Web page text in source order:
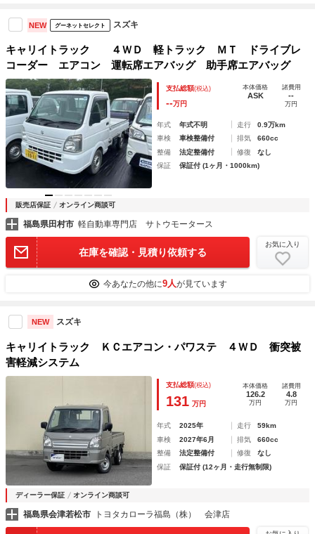
NEW グーネットセレクト スズキ
キャリイトラック ４ＷＤ 軽トラック ＭＴ ドライブレ
コーダー エアコン 運転席エアバッグ 助手席エアバッグ
支払総額(税込)
--万円
本体価格
ASK
諸費用
--
万円
年式 年式不明 走行
0.9万km
車検
車検整備付 排気
660cc
整備
法定整備付 修復
なし
保証
保証付 (1ヶ月・1000km)
販売店保証 オンライン商談可
福島県田村市 軽自動車専門店 サトウモータース
在庫を確認・見積り依頼する
お気に入り
今あなたの他に9人が見ています
NEW スズキ
キャリイトラック ＫＣエアコン・パワステ ４ＷＤ 衝突被
害軽減システム
支払総額(税込)
131 万円
本体価格
126.2
万円
諸費用
4.8
万円
年式 2025年 走行
59km
車検
2027年6月 排気
660cc
整備
法定整備付 修復
なし
保証
保証付 (12ヶ月・走行無制限)
ディーラー保証 オンライン商談可
福島県会津若松市 トヨタカローラ福島（株） 会津店